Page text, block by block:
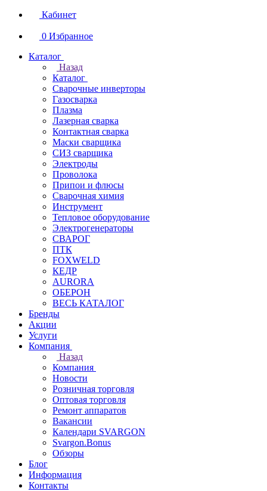
Кабинет
0 Избранное
Каталог
Назад
Каталог
Сварочные инверторы
Газосварка
Плазма
Лазерная сварка
Контактная сварка
Маски сварщика
СИЗ сварщика
Электроды
Проволока
Припои и флюсы
Сварочная химия
Инструмент
Тепловое оборудование
Электрогенераторы
СВАРОГ
ПТК
FOXWELD
КЕДР
AURORA
ОБЕРОН
ВЕСЬ КАТАЛОГ
Бренды
Акции
Услуги
Компания
Назад
Компания
Новости
Розничная торговля
Оптовая торговля
Ремонт аппаратов
Вакансии
Календари SVARGON
Svargon.Bonus
Обзоры
Блог
Информация
Контакты